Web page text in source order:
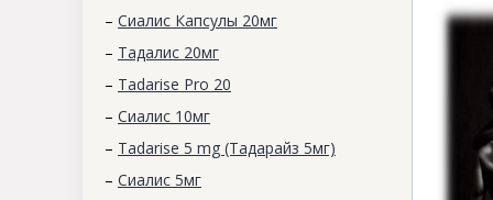
– Сиалис Капсулы 20мг
– Тадалис 20мг
– Tadarise Pro 20
– Сиалис 10мг
– Tadarise 5 mg (Тадарайз 5мг)
– Сиалис 5мг